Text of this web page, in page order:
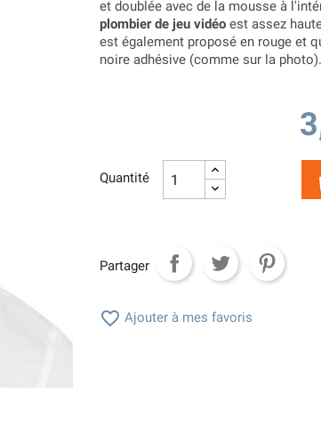
et doublée avec de la mousse à
plombier de jeu vidéo est assez
est également proposé en rouge et
noire adhésive (comme sur la photo).
Quantité
Partager
 Ajouter à mes favoris